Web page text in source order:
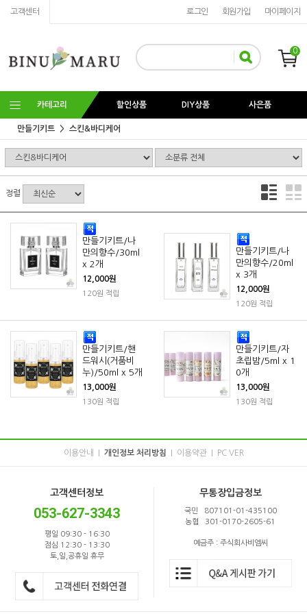
고객센터 마이페이지
회원가입
로그인
0
카테고리 할인상품 DIY상품 사은품
만들기키트 스킨&바디케어
정렬
만들기키트/나
만의향수/30ml
x 2개
12,000원
120원 적립
만들기키트/나
만의향수/20ml
x 3개
12,000원
120원 적립
만들기키트/핸
드워시(거품비
누)/50ml x 5개
13,000원
130원 적립
만들기키트/자
초립밤/5ml x 1
0개
13,000원
130원 적립
이용안내 개인정보 처리방침 이용약관 PC VER
고객센터정보
053-627-3343
평일 09:30 - 16:30
점심 12:30 - 13:30
토,일,공휴일 휴무
무통장입금정보
국민 807101-01-435100
농협 301-0170-2605-61
예금주 : 주식회사비엠씨